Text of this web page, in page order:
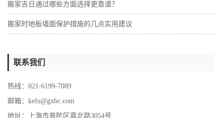
搬家吉日通过哪些方面选择更靠谱？
搬家时地板墙面保护措施的几点实用建议
联系我们
热线：021-6199-7089
邮箱：kefu@gxbc.com
地址：上海市普陀区真北路3054号